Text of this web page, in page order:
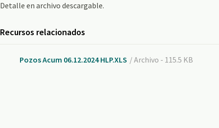
Detalle en archivo descargable.
Recursos relacionados
Pozos Acum 06.12.2024 HLP.XLS / Archivo - 115.5 KB